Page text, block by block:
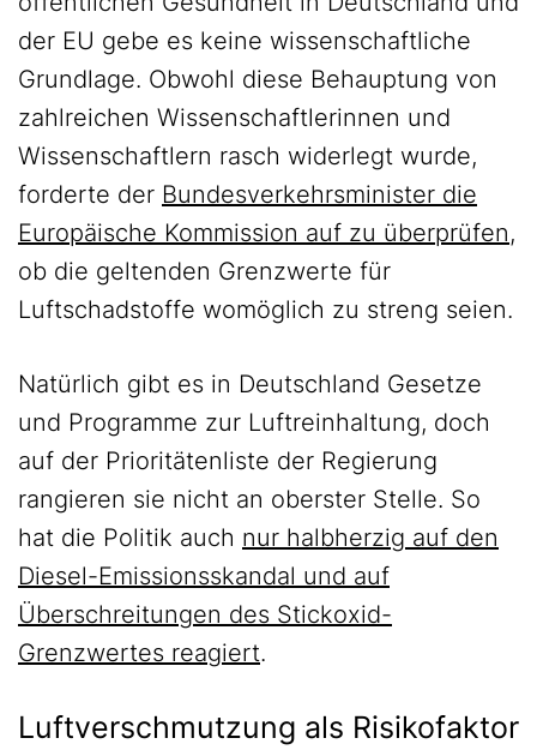
der EU gebe es keine wissenschaftliche
Grundlage. Obwohl diese Behauptung von
zahlreichen Wissenschaftlerinnen und
Wissenschaftlern rasch widerlegt wurde,
forderte der Bundesverkehrsminister die
Europäische Kommission auf zu überprüfen,
ob die geltenden Grenzwerte für
Luftschadstoffe womöglich zu streng seien.
Natürlich gibt es in Deutschland Gesetze
und Programme zur Luftreinhaltung, doch
auf der Prioritätenliste der Regierung
rangieren sie nicht an oberster Stelle. So
hat die Politik auch nur halbherzig auf den
Diesel-Emissionsskandal und auf
Überschreitungen des Stickoxid-
Grenzwertes reagiert.
Luftverschmutzung als Risikofaktor